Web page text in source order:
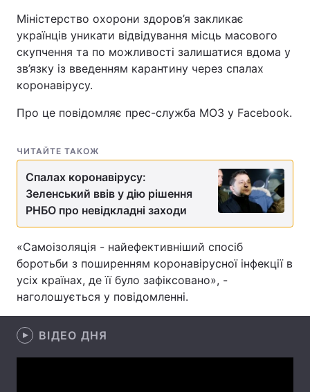
Головна Війна
Україна Політика
Економіка Світ
Спорт Наука
Здоров'я Туризм
Цікавинки Погода
Екологія Регіони
Відео з Youtube
Міністерство охорони здоров’я закликає
українців уникати відвідування місць масового
скупчення та по можливості залишатися вдома у
зв’язку із введенням карантину через спалах
коронавірусу.
Про це повідомляє прес-служба МОЗ у Facebook.
ЧИТАЙТЕ ТАКОЖ
Спалах коронавірусу:
Зеленський ввів у дію рішення
РНБО про невідкладні заходи
«Самоізоляція - найефективніший спосіб
боротьби з поширенням коронавірусної інфекції в
усіх країнах, де її було зафіксовано», -
наголошується у повідомленні.
ВІДЕО ДНЯ